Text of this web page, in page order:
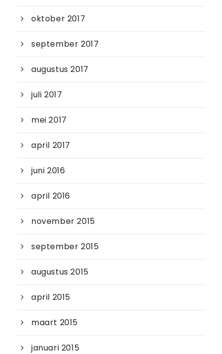
oktober 2017
september 2017
augustus 2017
juli 2017
mei 2017
april 2017
juni 2016
april 2016
november 2015
september 2015
augustus 2015
april 2015
maart 2015
januari 2015